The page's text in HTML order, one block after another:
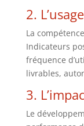
2. L’usage
La
Indicateurs
fréquence
livrables,
3.
Le